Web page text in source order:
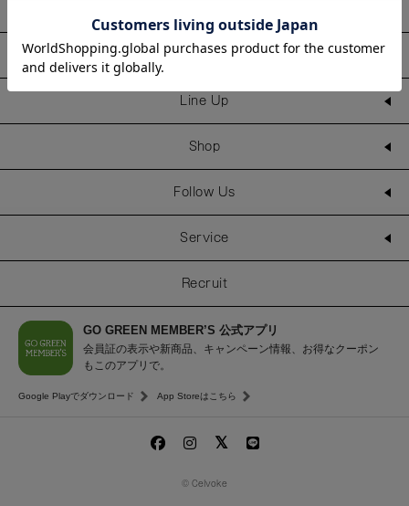
Information
Line Up
Shop
Follow Us
Service
Recruit
GO GREEN MEMBER’S 公式アプリ
会員証の表示や新商品、キャンペーン情報、お得なクーポン
もこのアプリで。
Google Playでダウンロード App Storeはこちら
© Celvoke